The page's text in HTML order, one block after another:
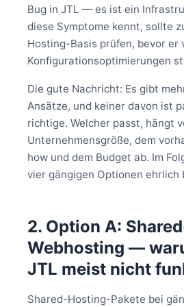
Bug in JTL — es ist ein
diese Symptome kennt, sollte
Hosting-Basis prüfen, bevor er
Konfigurationsoptimierungen
Die gute Nachricht: Es gibt
Ansätze, und keiner davon ist
richtige. Welcher passt, hängt
Unternehmensgröße, dem
how und dem Budget ab. Im
vier gängigen Optionen ehrlich
2. Option A:
Webhosting —
JTL meist nicht
Shared-Hosting-Pakete bei